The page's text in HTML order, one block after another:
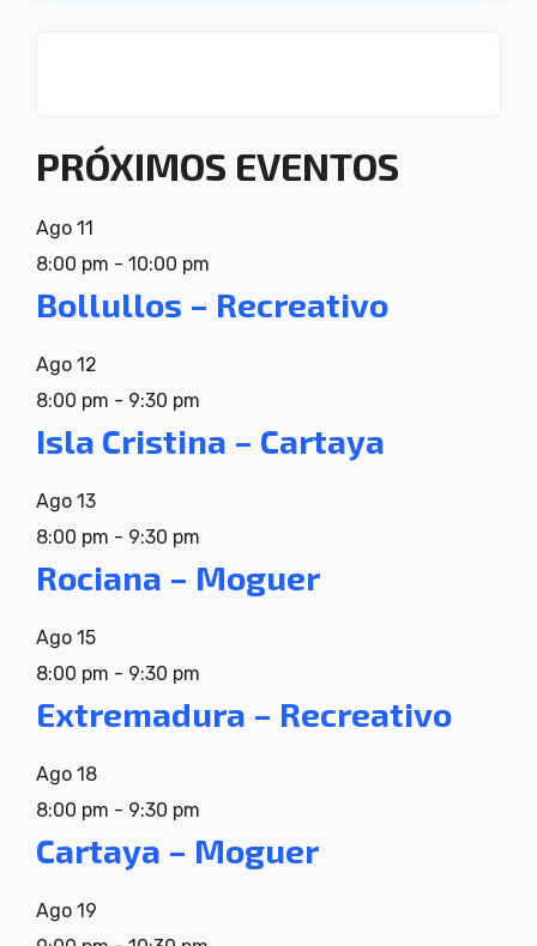
PRÓXIMOS EVENTOS
Ago 11
8:00 pm - 10:00 pm
Bollullos – Recreativo
Ago 12
8:00 pm - 9:30 pm
Isla Cristina – Cartaya
Ago 13
8:00 pm - 9:30 pm
Rociana – Moguer
Ago 15
8:00 pm - 9:30 pm
Extremadura – Recreativo
Ago 18
8:00 pm - 9:30 pm
Cartaya – Moguer
Ago 19